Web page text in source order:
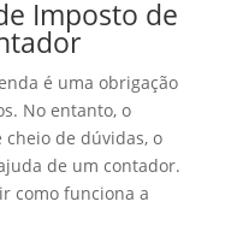
Imposto de
é uma obrigação
No entanto, o
cheio de dúvidas, o
de um contador.
como funciona a